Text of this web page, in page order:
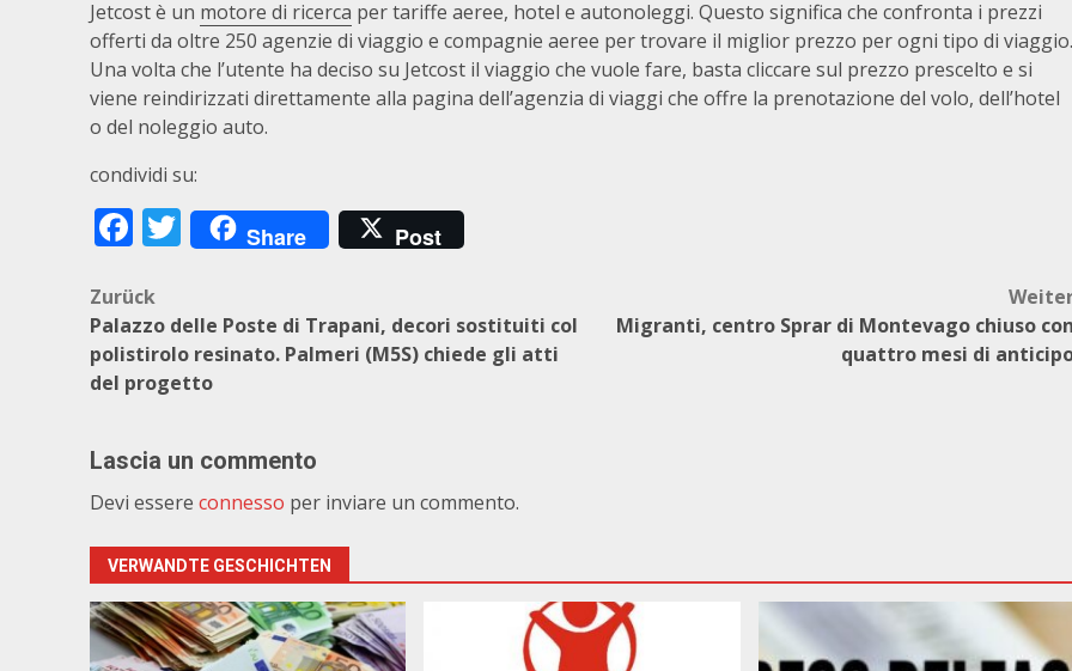
Jetcost è un motore di ricerca per tariffe aeree, hotel e autonoleggi. Questo significa che confronta i prezzi
offerti da oltre 250 agenzie di viaggio e compagnie aeree per trovare il miglior prezzo per ogni tipo di viaggio.
Una volta che l’utente ha deciso su Jetcost il viaggio che vuole fare, basta cliccare sul prezzo prescelto e si
viene reindirizzati direttamente alla pagina dell’agenzia di viaggi che offre la prenotazione del volo, dell’hotel
o del noleggio auto.
condividi su:
Facebook
Twitter
Share Post
Beitragsnavigation
Zurück
Palazzo delle Poste di Trapani, decori sostituiti col
polistirolo resinato. Palmeri (M5S) chiede gli atti
del progetto
Migranti, centro Sprar di Montevago chiuso
quattro mesi di
Lascia un commento
Devi essere connesso per inviare un commento.
VERWANDTE GESCHICHTEN